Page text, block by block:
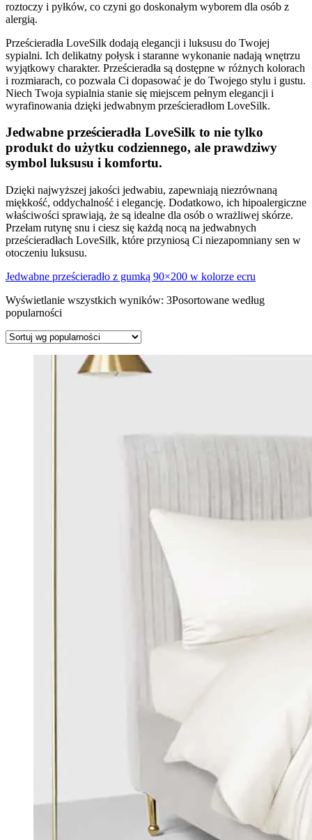
roztoczy i pyłków, co czyni go doskonałym wyborem dla osób z
alergią.
Prześcieradła LoveSilk dodają elegancji i luksusu do Twojej
sypialni. Ich delikatny połysk i staranne wykonanie nadają wnętrzu
wyjątkowy charakter. Prześcieradła są dostępne w różnych kolorach
i rozmiarach, co pozwala Ci dopasować je do Twojego stylu i gustu.
Niech Twoja sypialnia stanie się miejscem pełnym elegancji i
wyrafinowania dzięki jedwabnym prześcieradłom LoveSilk.
Jedwabne prześcieradła LoveSilk to nie tylko
produkt do użytku codziennego, ale prawdziwy
symbol luksusu i komfortu.
Dzięki najwyższej jakości jedwabiu, zapewniają niezrównaną
miękkość, oddychalność i elegancję. Dodatkowo, ich hipoalergiczne
właściwości sprawiają, że są idealne dla osób o wrażliwej skórze.
Przełam rutynę snu i ciesz się każdą nocą na jedwabnych
prześcieradłach LoveSilk, które przyniosą Ci niezapomniany sen w
otoczeniu luksusu.
Jedwabne prześcieradło z gumką 90×200 w kolorze ecru
Wyświetlanie wszystkich wyników: 3Posortowane według
popularności